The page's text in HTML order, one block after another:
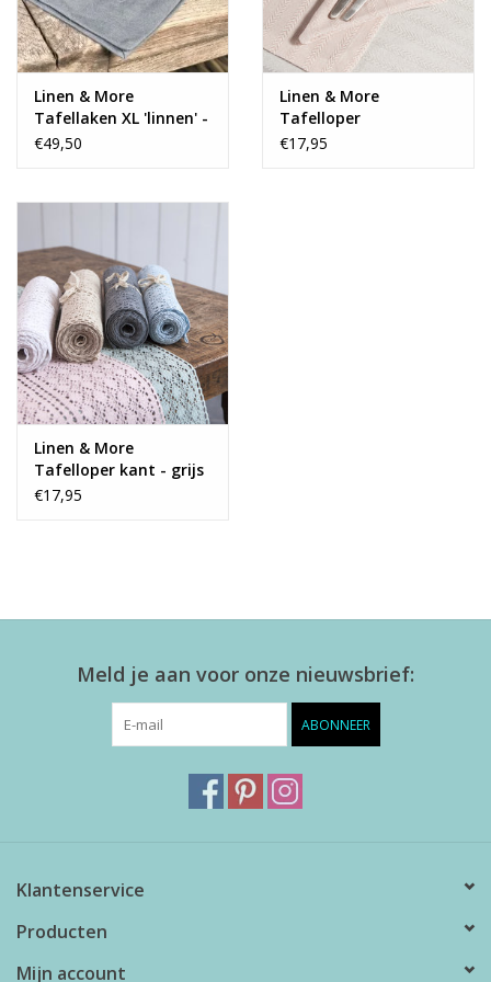
Linen & More
Tafellaken XL 'linnen' -
mirage blue
€49,50
Linen & More
Tafelloper
Herringbone - roze
€17,95
Linen & More
Tafelloper kant - grijs
€17,95
Meld je aan voor onze nieuwsbrief:
ABONNEER
Klantenservice
Producten
Mijn account